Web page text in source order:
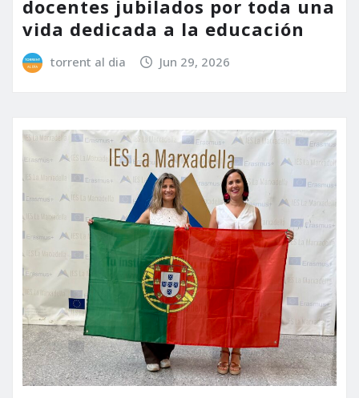
docentes jubilados por toda una
vida dedicada a la educación
torrent al dia Jun 29, 2026